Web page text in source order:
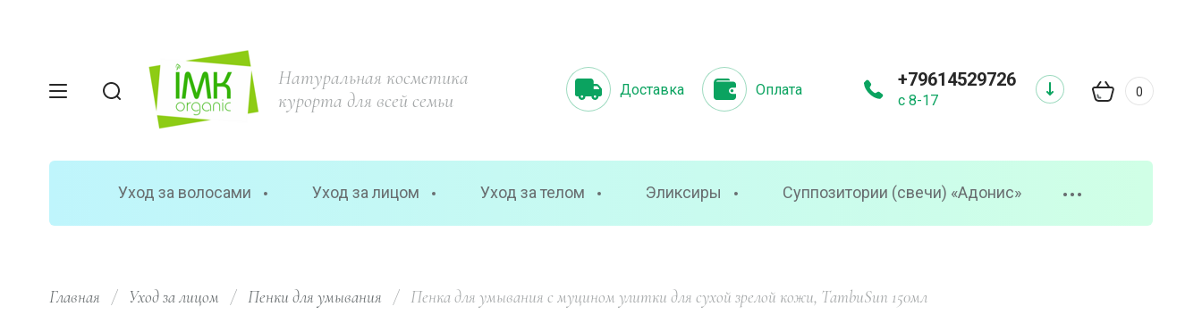
0
Натуральная косметика
курорта для всей семьи
Доставка Оплата +79614529726
с 8-17
Уход за волосами Уход за лицом Уход за телом Эликсиры Суппозитории (свечи) «Адонис» •••
Главная / Уход за лицом / Пенки для умывания /
  Пенка для умывания с муцином улитки для сухой зрелой кожи, TambuSun 150мл